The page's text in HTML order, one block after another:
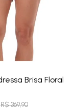
Brisa Floral
R$ 369,90